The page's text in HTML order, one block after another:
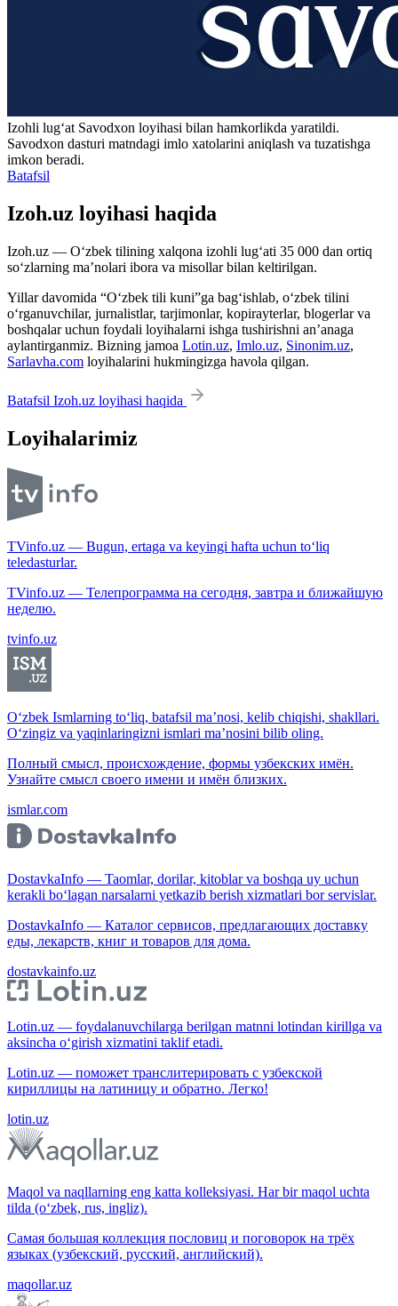
Izohli lugʻat Savodxon loyihasi bilan hamkorlikda yaratildi.
Savodxon dasturi matndagi imlo xatolarini aniqlash va tuzatishga
imkon beradi.
Batafsil
Izoh.uz loyihasi haqida
Izoh.uz — O‘zbek tilining xalqona izohli lug‘ati 35 000 dan ortiq
so‘zlarning ma’nolari ibora va misollar bilan keltirilgan.
Yillar davomida “O‘zbek tili kuni”ga bag‘ishlab, o‘zbek tilini
o‘rganuvchilar, jurnalistlar, tarjimonlar, kopirayterlar, blogerlar va
boshqalar uchun foydali loyihalarni ishga tushirishni an’anaga
aylantirganmiz. Bizning jamoa Lotin.uz, Imlo.uz, Sinonim.uz,
Sarlavha.com loyihalarini hukmingizga havola qilgan.
Batafsil Izoh.uz loyihasi haqida
Loyihalarimiz
TVinfo.uz — Bugun, ertaga va keyingi hafta uchun to‘liq
teledasturlar.
TVinfo.uz — Телепрограмма на сегодня, завтра и ближайшую
неделю.
tvinfo.uz
O‘zbek Ismlarning to‘liq, batafsil ma’nosi, kelib chiqishi, shakllari.
O‘zingiz va yaqinlaringizni ismlari ma’nosini bilib oling.
Полный смысл, происхождение, формы узбекских имён.
Узнайте смысл своего имени и имён близких.
ismlar.com
DostavkaInfo — Taomlar, dorilar, kitoblar va boshqa uy uchun
kerakli bo‘lagan narsalarni yetkazib berish xizmatlari bor servislar.
DostavkaInfo — Каталог сервисов, предлагающих доставку
еды, лекарств, книг и товаров для дома.
dostavkainfo.uz
Lotin.uz — foydalanuvchilarga berilgan matnni lotindan kirillga va
aksincha o‘girish xizmatini taklif etadi.
Lotin.uz — поможет транслитерировать с узбекской
кириллицы на латиницу и обратно. Легко!
lotin.uz
Maqol va naqllarning eng katta kolleksiyasi. Har bir maqol uchta
tilda (o‘zbek, rus, ingliz).
Самая большая коллекция пословиц и поговорок на трёх
языках (узбекский, русский, английский).
maqollar.uz